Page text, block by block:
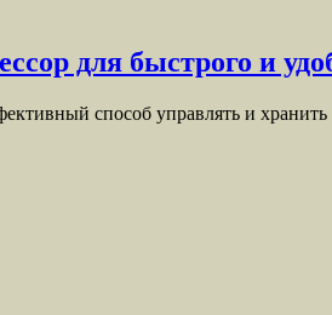
для быстрого и
способ управлять и